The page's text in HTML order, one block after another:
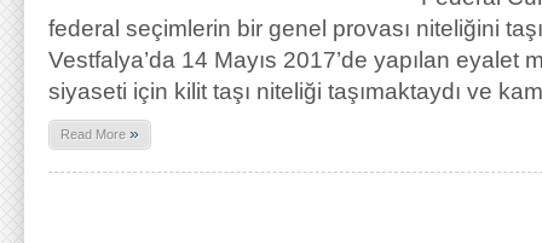
federal seçimlerin bir genel provası niteliğini
Vestfalya’da 14 Mayıs 2017’de yapılan eyalet
siyaseti için kilit taşı niteliği taşımaktaydı ve
Read More »